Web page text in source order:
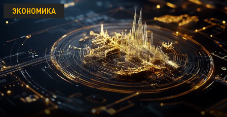
ЭКОНОМИКА